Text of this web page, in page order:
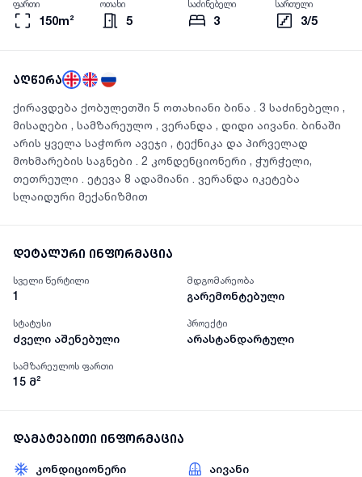
150m²
ფართი
5
ოთახი
3
საძინებელი
3/5
სართული
აღწერა
ქირავდება ქობულეთში 5 ოთახიანი ბინა . 3 საძინებელი ,
მისაღები , სამზარეულო , ვერანდა , დიდი აივანი. ბინაში
არის ყველა საჭორო ავეჯი , ტექნიკა და პირველად
მოხმარების საგნები . 2 კონდენციონერი , ჭურჭელი,
თეთრეული . ეტევა 8 ადამიანი . ვერანდა იკეტება
სლაიდური მექანიზმით
დეტალური ინფორმაცია
სველი წერტილი
1
მდგომარეობა
გარემონტებული
სტატუსი
ძველი აშენებული
პროექტი
არასტანდარტული
სამზარეულოს ფართი
15 მ²
დამატებითი ინფორმაცია
კონდიციონერი აივანი